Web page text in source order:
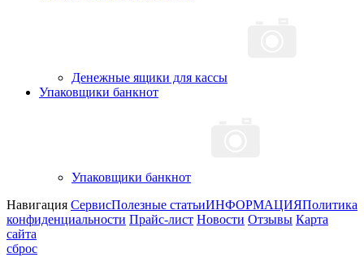
Денежные ящики для кассы
Упаковщики банкнот
Упаковщики банкнот
Навигация СервисПолезные статьиИНФОРМАЦИЯПолитика
конфиденциальности Прайс-лист Новости Отзывы Карта
сайта
сброс